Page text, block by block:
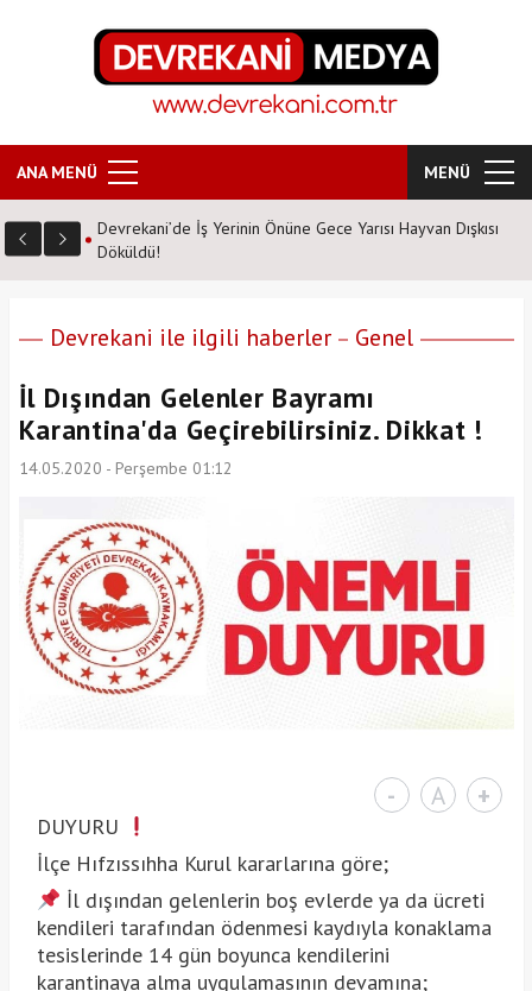
ANA MENÜ MENÜ
Devrekani’de İş Yerinin Önüne Gece Yarısı Hayvan Dışkısı
Döküldü!
Devrekani ile ilgili haberler Genel
İl Dışından Gelenler Bayramı
Karantina'da Geçirebilirsiniz. Dikkat !
14.05.2020 - Perşembe 01:12
- A +
DUYURU
İlçe Hıfzıssıhha Kurul kararlarına göre;
İl dışından gelenlerin boş evlerde ya da ücreti
kendileri tarafından ödenmesi kaydıyla konaklama
tesislerinde 14 gün boyunca kendilerini
karantinaya alma uygulamasının devamına;